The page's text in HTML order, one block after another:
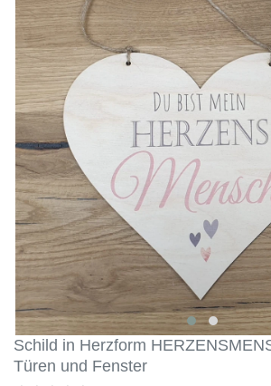
Schild in Herzform
Türen und Fenster